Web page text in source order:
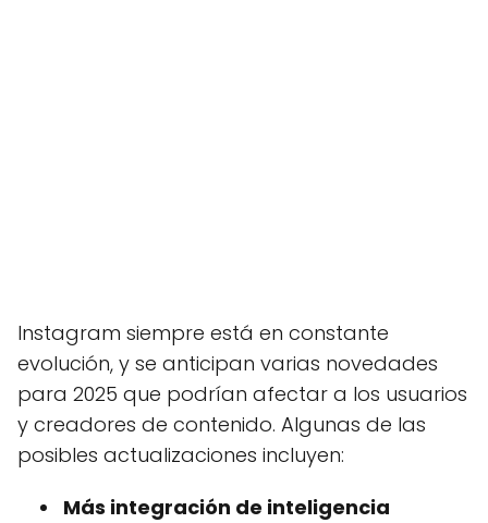
Instagram siempre está en constante
evolución, y se anticipan varias novedades
para 2025 que podrían afectar a los usuarios
y creadores de contenido. Algunas de las
posibles actualizaciones incluyen:
Más integración de inteligencia